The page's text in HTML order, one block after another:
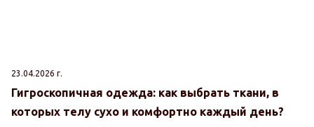
23.04.2026 г.
Гигроскопичная одежда: как выбрать ткани, в
которых телу сухо и комфортно каждый день?